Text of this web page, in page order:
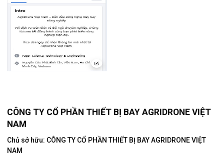
CÔNG TY CỔ PHẦN THIẾT BỊ BAY AGRIDRONE VIỆT
NAM
Chủ sở hữu: CÔNG TY CỔ PHẦN THIẾT BỊ BAY AGRIDRONE VIỆT
NAM